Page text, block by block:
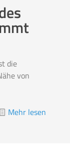
die
von
Mehr lesen